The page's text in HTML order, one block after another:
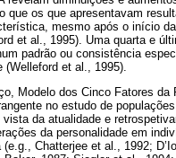
que os que apresentavam
mesmo após o início
et al., 1995). Uma quarta e
padrão ou consistência
et al., 1995).
Modelo dos Cinco Fatores
no estudo de
vista da atualidade e
da personalidade em
Chatterjee et al., 1992;